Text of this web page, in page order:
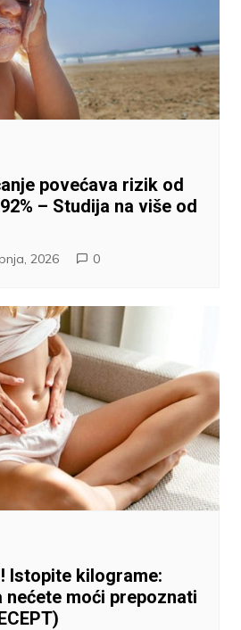
povećava rizik od
– Studija na više od
2026 0
Istopite kilograme:
nećete moći prepoznati